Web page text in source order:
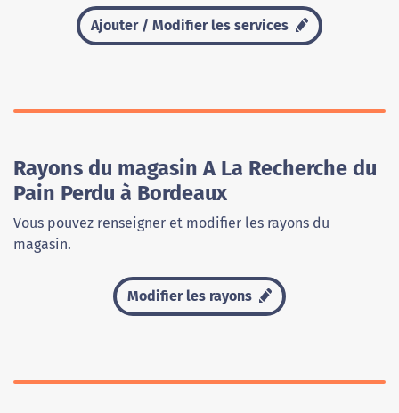
Ajouter / Modifier les services
Rayons du magasin A La Recherche du
Pain Perdu à Bordeaux
Vous pouvez renseigner et modifier les rayons du
magasin.
Modifier les rayons